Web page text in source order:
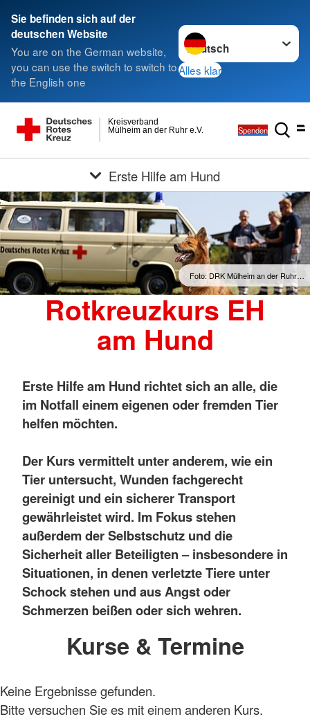
Sie befinden sich auf der
deutschen Website
You are on the German website,
you can use the switch to switch to
the English one
Sprache wechseln zu
Alles klar
Mülheim an der Ruhr e.V.
Kreisverband
Spenden
Erste Hilfe am Hund
Foto: DRK Mülheim an der Ruhr…
Rotkreuzkurs EH
am Hund
Erste Hilfe am Hund richtet sich an alle, die
im Notfall einem eigenen oder fremden Tier
helfen möchten.
Der Kurs vermittelt unter anderem, wie ein
Tier untersucht, Wunden fachgerecht
gereinigt und ein sicherer Transport
gewährleistet wird. Im Fokus stehen
außerdem der Selbstschutz und die
Sicherheit aller Beteiligten – insbesondere in
Situationen, in denen verletzte Tiere unter
Schock stehen und aus Angst oder
Schmerzen beißen oder sich wehren.
Kurse & Termine
Keine Ergebnisse gefunden.
Bitte versuchen Sie es mit einem anderen Kurs.